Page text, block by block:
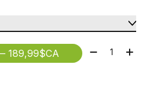
— 189,99$CA Quantité: